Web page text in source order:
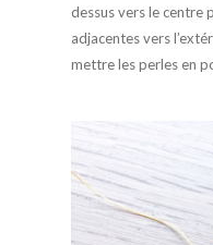
dessus vers le centre
adjacentes vers
mettre les perles en